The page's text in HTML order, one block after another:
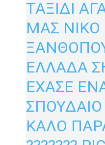
ΤΑΞΙΔΙ
ΜΑΣ ΝΙΚΟ
ΕΛΛΑΔΑ
ΕΧΑΣΕ
ΚΑΛΟ